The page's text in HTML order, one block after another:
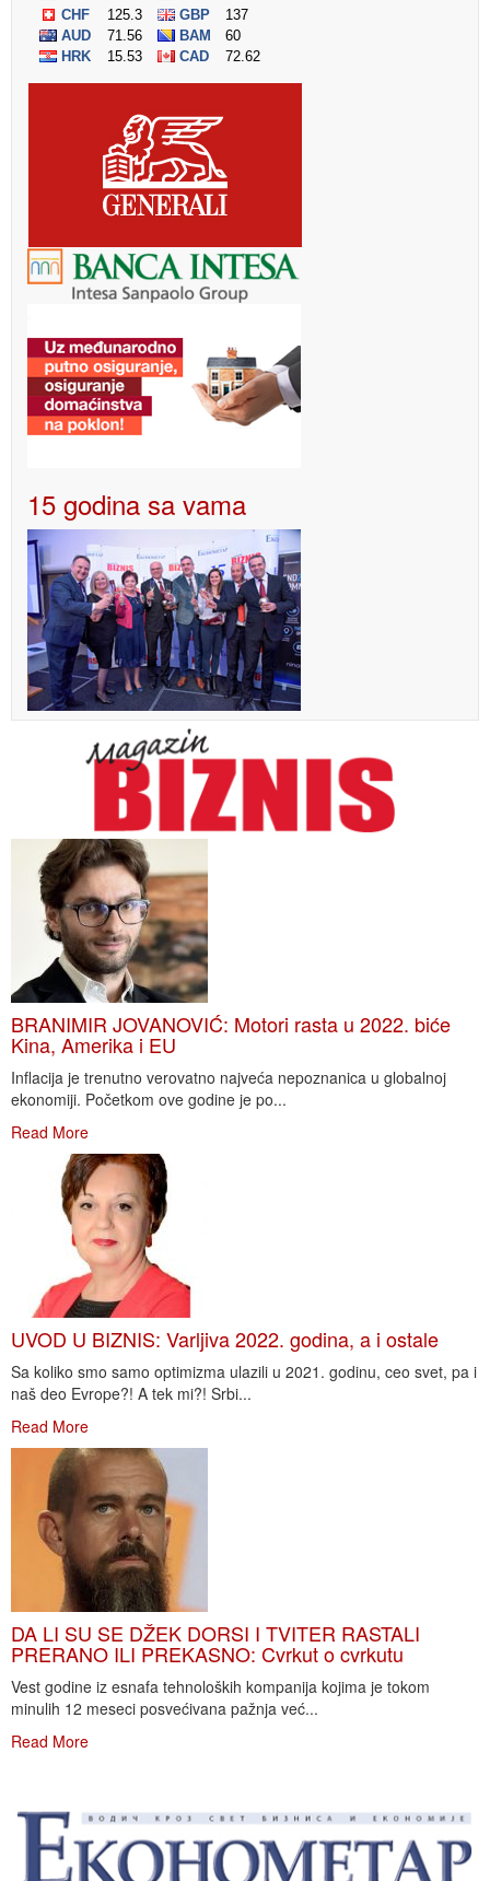
15 godina sa vama
BRANIMIR JOVANOVIĆ: Motori rasta u 2022. biće
Kina, Amerika i EU
Inflacija je trenutno verovatno najveća nepoznanica u globalnoj
ekonomiji. Početkom ove godine je po...
Read More
UVOD U BIZNIS: Varljiva 2022. godina, a i ostale
Sa koliko smo samo optimizma ulazili u 2021. godinu, ceo svet, pa i
naš deo Evrope?! A tek mi?! Srbi...
Read More
DA LI SU SE DŽEK DORSI I TVITER RASTALI
PRERANO ILI PREKASNO: Cvrkut o cvrkutu
Vest godine iz esnafa tehnoloških kompanija kojima je tokom
minulih 12 meseci posvećivana pažnja već...
Read More